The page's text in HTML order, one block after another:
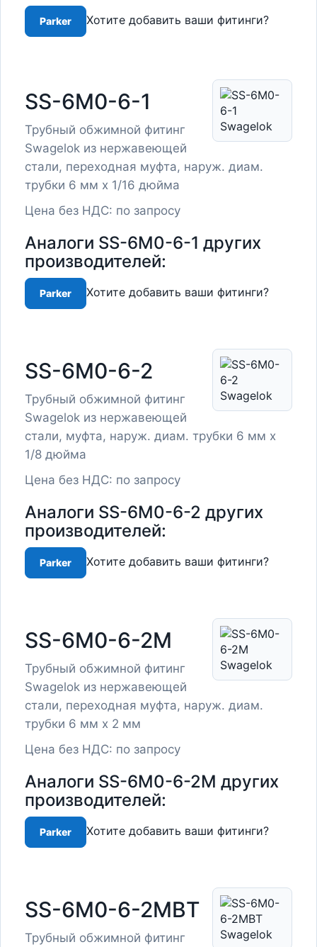
Parker Хотите добавить ваши фитинги?
SS-6M0-6-1
Трубный обжимной фитинг
Swagelok из нержавеющей
стали, переходная муфта, наруж. диам.
трубки 6 мм x 1/16 дюйма
Цена без НДС: по запросу
Аналоги SS-6M0-6-1 других
производителей:
Parker Хотите добавить ваши фитинги?
SS-6M0-6-2
Трубный обжимной фитинг
Swagelok из нержавеющей
стали, муфта, наруж. диам. трубки 6 мм x
1/8 дюйма
Цена без НДС: по запросу
Аналоги SS-6M0-6-2 других
производителей:
Parker Хотите добавить ваши фитинги?
SS-6M0-6-2M
Трубный обжимной фитинг
Swagelok из нержавеющей
стали, переходная муфта, наруж. диам.
трубки 6 мм x 2 мм
Цена без НДС: по запросу
Аналоги SS-6M0-6-2M других
производителей:
Parker Хотите добавить ваши фитинги?
SS-6M0-6-2MBT
Трубный обжимной фитинг